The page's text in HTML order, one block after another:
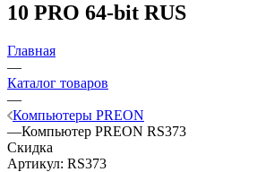
10 PRO 64-bit RUS
Главная
—
Каталог товаров
—
Компьютеры PREON
—Компьютер PREON RS373
Скидка
Артикул: RS373